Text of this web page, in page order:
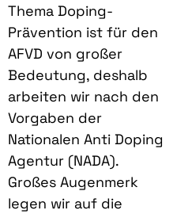
Thema Doping-
Prävention ist für den
AFVD von großer
Bedeutung, deshalb
arbeiten wir nach den
Vorgaben der
Nationalen Anti Doping
Agentur (NADA).
Großes Augenmerk
legen wir auf die